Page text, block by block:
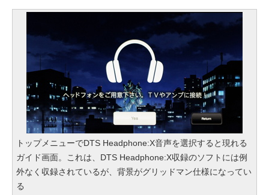
トップメニューでDTS Headphone:X音声を選択すると現れる
ガイド画面。これは、DTS Headphone:X収録のソフトには例
外なく収録されているが、背景がグリッドマン仕様になってい
る